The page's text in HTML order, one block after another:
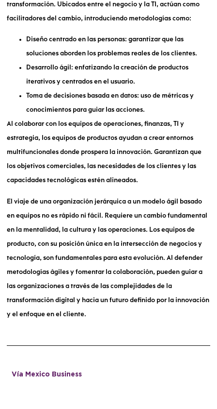
transformación. Ubicados entre el negocio y la TI, actúan como
facilitadores del cambio, introduciendo metodologías como:
Diseño centrado en las personas: garantizar que las
soluciones aborden los problemas reales de los clientes.
Desarrollo ágil: enfatizando la creación de productos
iterativos y centrados en el usuario.
Toma de decisiones basada en datos: uso de métricas y
conocimientos para guiar las acciones.
Al colaborar con los equipos de operaciones, finanzas, TI y
estrategia, los equipos de productos ayudan a crear entornos
multifuncionales donde prospera la innovación. Garantizan que
los objetivos comerciales, las necesidades de los clientes y las
capacidades tecnológicas estén alineados.
El viaje de una organización jerárquica a un modelo ágil basado
en equipos no es rápido ni fácil. Requiere un cambio fundamental
en la mentalidad, la cultura y las operaciones. Los equipos de
producto, con su posición única en la intersección de negocios y
tecnología, son fundamentales para esta evolución. Al defender
metodologías ágiles y fomentar la colaboración, pueden guiar a
las organizaciones a través de las complejidades de la
transformación digital y hacia un futuro definido por la innovación
y el enfoque en el cliente.
Vía Mexico Business